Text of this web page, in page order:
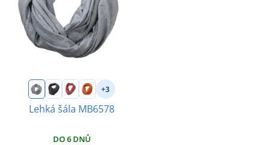
+3
Lehká šála MB6578
DO 6 DNŮ